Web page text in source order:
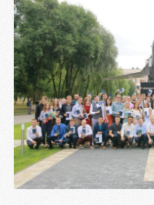
Родителям абитуриентов
Часто задаваемые вопросы
Факультет довузовской
Централизованное
Репетиционное тестирование
Профориентанционные